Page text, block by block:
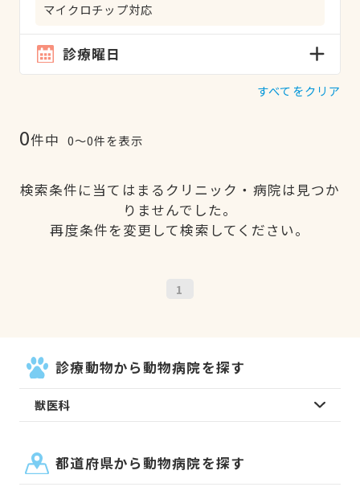
マイクロチップ対応
診療曜日
すべてをクリア
0件中 0〜0件を表示
検索条件に当てはまるクリニック・病院は見つか
りませんでした。
再度条件を変更して検索してください。
1
診療動物から動物病院を探す
獣医科
都道府県から動物病院を探す